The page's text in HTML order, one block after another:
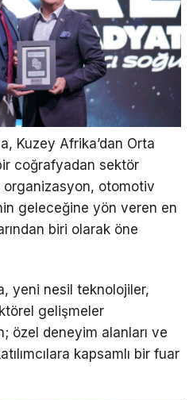
Kuzey Afrika’dan Orta
coğrafyadan sektör
otomotiv
geleceğine yön veren en
biri olarak öne
yeni nesil teknolojiler,
gelişmeler
özel deneyim alanları ve
kapsamlı bir fuar